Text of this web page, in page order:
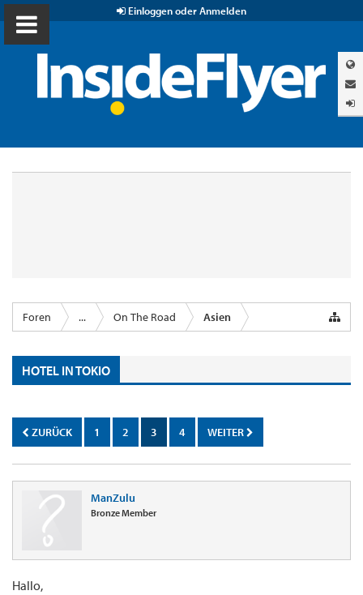
Einloggen oder Anmelden
Foren ... On The Road Asien
HOTEL IN TOKIO
ZURÜCK 1 2 3 4 WEITER
ManZulu
Bronze Member
Hallo,